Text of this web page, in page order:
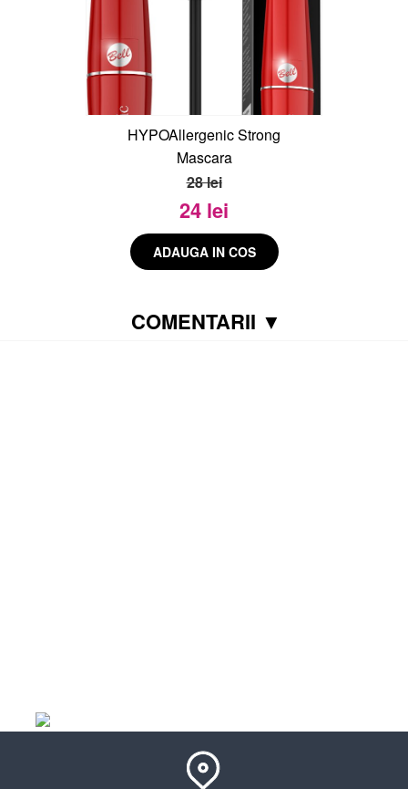
HYPOAllergenic Strong
Mascara
28 lei
24 lei
COMENTARII ▼